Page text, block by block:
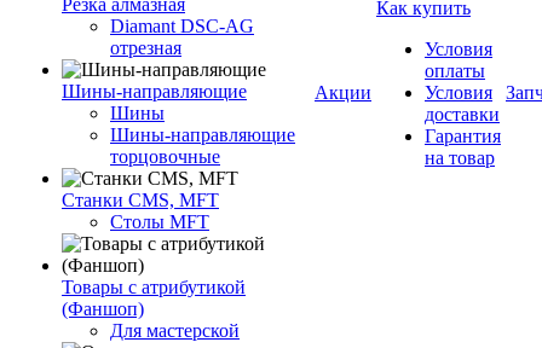
Резка алмазная
Diamant DSC-AG
отрезная
Шины-направляющие
Шины
Шины-направляющие
торцовочные
Станки CMS, MFT
Столы MFT
Товары с атрибутикой
(Фаншоп)
Для мастерской
Акции
Как купить
Условия
оплаты
Условия
доставки
Гарантия
на товар